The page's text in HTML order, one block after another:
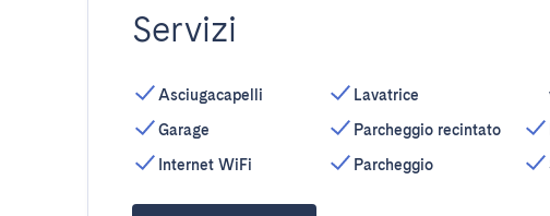
Servizi
Asciugacapelli
Garage
Internet WiFi
Lavatrice
Parcheggio recintato
Parcheggio